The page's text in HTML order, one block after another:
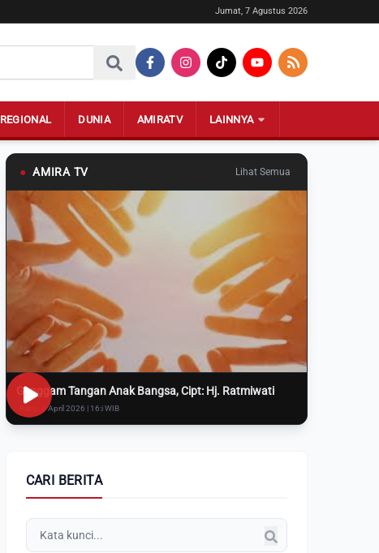
Jumat, 7 Agustus 2026
REGIONAL DUNIA AMIRATV LAINNYA
● AMIRA TV Lihat Semua
Genggam Tangan Anak Bangsa, Cipt: Hj. Ratmiwati
Rabu, 8 April 2026 | 16:i WIB
CARI BERITA